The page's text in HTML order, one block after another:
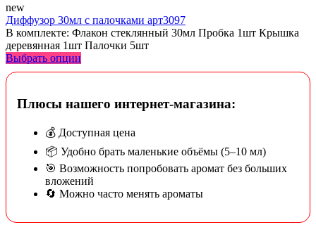
new
Диффузор 30мл с палочками арт3097
В комплекте: Флакон стеклянный 30мл Пробка 1шт Крышка
деревянная 1шт Палочки 5шт
Выбрать опции
Плюсы нашего интернет-магазина:
💰 Доступная цена
📦 Удобно брать маленькие объёмы (5–10 мл)
🎯 Возможность попробовать аромат без больших
вложений
🔄 Можно часто менять ароматы